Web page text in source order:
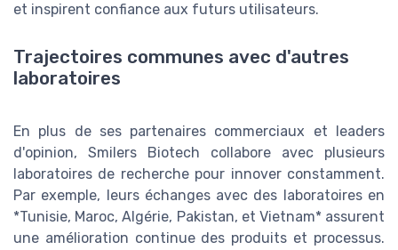
et inspirent confiance aux futurs utilisateurs.
Trajectoires communes avec d'autres
laboratoires
En plus de ses partenaires commerciaux et leaders
d'opinion, Smilers Biotech collabore avec plusieurs
laboratoires de recherche pour innover constamment.
Par exemple, leurs échanges avec des laboratoires en
*Tunisie, Maroc, Algérie, Pakistan, et Vietnam* assurent
une amélioration continue des produits et processus.